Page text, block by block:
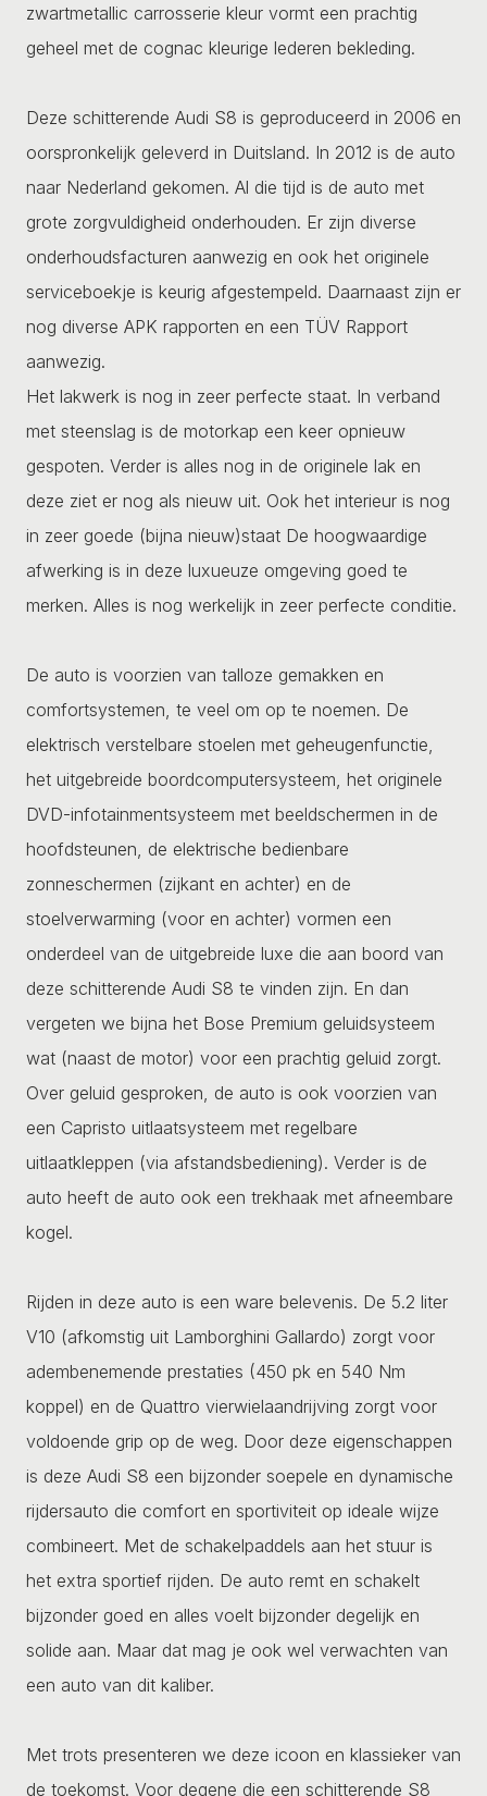
zwartmetallic carrosserie kleur vormt een prachtig
geheel met de cognac kleurige lederen bekleding.
Deze schitterende Audi S8 is geproduceerd in 2006 en
oorspronkelijk geleverd in Duitsland. In 2012 is de auto
naar Nederland gekomen. Al die tijd is de auto met
grote zorgvuldigheid onderhouden. Er zijn diverse
onderhoudsfacturen aanwezig en ook het originele
serviceboekje is keurig afgestempeld. Daarnaast zijn er
nog diverse APK rapporten en een TÜV Rapport
aanwezig.
Het lakwerk is nog in zeer perfecte staat. In verband
met steenslag is de motorkap een keer opnieuw
gespoten. Verder is alles nog in de originele lak en
deze ziet er nog als nieuw uit. Ook het interieur is nog
in zeer goede (bijna nieuw)staat De hoogwaardige
afwerking is in deze luxueuze omgeving goed te
merken. Alles is nog werkelijk in zeer perfecte conditie.
De auto is voorzien van talloze gemakken en
comfortsystemen, te veel om op te noemen. De
elektrisch verstelbare stoelen met geheugenfunctie,
het uitgebreide boordcomputersysteem, het originele
DVD-infotainmentsysteem met beeldschermen in de
hoofdsteunen, de elektrische bedienbare
zonneschermen (zijkant en achter) en de
stoelverwarming (voor en achter) vormen een
onderdeel van de uitgebreide luxe die aan boord van
deze schitterende Audi S8 te vinden zijn. En dan
vergeten we bijna het Bose Premium geluidsysteem
wat (naast de motor) voor een prachtig geluid zorgt.
Over geluid gesproken, de auto is ook voorzien van
een Capristo uitlaatsysteem met regelbare
uitlaatkleppen (via afstandsbediening). Verder is de
auto heeft de auto ook een trekhaak met afneembare
kogel.
Rijden in deze auto is een ware belevenis. De 5.2 liter
V10 (afkomstig uit Lamborghini Gallardo) zorgt voor
adembenemende prestaties (450 pk en 540 Nm
koppel) en de Quattro vierwielaandrijving zorgt voor
voldoende grip op de weg. Door deze eigenschappen
is deze Audi S8 een bijzonder soepele en dynamische
rijdersauto die comfort en sportiviteit op ideale wijze
combineert. Met de schakelpaddels aan het stuur is
het extra sportief rijden. De auto remt en schakelt
bijzonder goed en alles voelt bijzonder degelijk en
solide aan. Maar dat mag je ook wel verwachten van
een auto van dit kaliber.
Met trots presenteren we deze icoon en klassieker van
de toekomst. Voor degene die een schitterende S8